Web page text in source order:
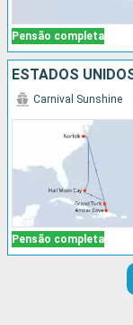
Pensão completa
Pensão completa
Carnival Sunshine